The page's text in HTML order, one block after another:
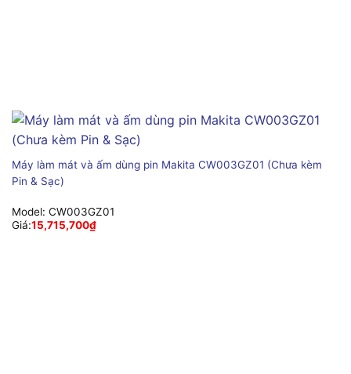
Máy làm mát và ấm dùng pin Makita CW003GZ01 (Chưa kèm
Pin & Sạc)
Model: CW003GZ01
Giá:15,715,700₫